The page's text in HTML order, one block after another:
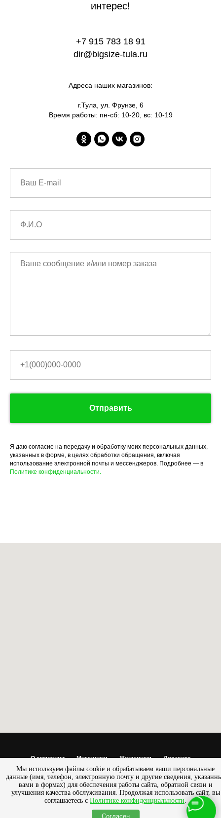
интерес!
+7 915 783 18 91
dir@bigsize-tula.ru
Адреса наших магазинов:
г.Тула, ул. Фрунзе, 6
Время работы: пн-сб: 10-20, вс: 10-19
Отправить
Я даю согласие на передачу и обработку моих персональных данных,
указанных в форме, в целях обработки обращения, включая
использование электронной почты и мессенджеров. Подробнее — в
Политике конфиденциальности.
О компании Мужчинам Женщинам
Доставка
Обмен/возврат
© 2013 - 2025 Салон — магазин «ПРЕСТИЖ» | Разработано
SemanticaLab
Мы используем файлы cookie и обрабатываем ваши персональные
данные (имя, телефон, электронную почту и другие сведения,
вами в формах) для обеспечения работы сайта, обратной связи и
улучшения качества обслуживания. Продолжая использовать сайт, вы
соглашаетесь с Политике конфиденциальности.
Согласен